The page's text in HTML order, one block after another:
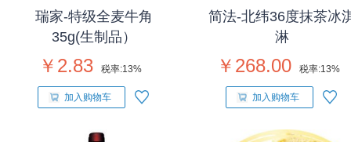
瑞家-特级全麦牛角
35g(生制品）
￥2.83 税率:13%
加入购物车
简法-北纬36度抹茶冰
淋
￥268.00 税率:13%
加入购物车